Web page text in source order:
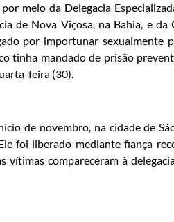
meio da Delegacia
de Nova Viçosa, na Bahia, e
por importunar sexualmente
tinha mandado de prisão
feira (30).
de novembro, na cidade de
foi liberado mediante fiança
compareceram à